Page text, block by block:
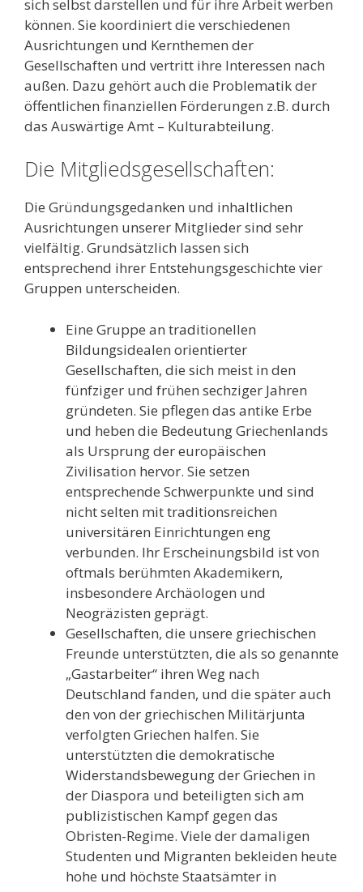
sich selbst darstellen und für ihre Arbeit werben
können. Sie koordiniert die verschiedenen
Ausrichtungen und Kernthemen der
Gesellschaften und vertritt ihre Interessen nach
außen. Dazu gehört auch die Problematik der
öffentlichen finanziellen Förderungen z.B. durch
das Auswärtige Amt – Kulturabteilung.
Die Mitgliedsgesellschaften:
Die Gründungsgedanken und inhaltlichen
Ausrichtungen unserer Mitglieder sind sehr
vielfältig. Grundsätzlich lassen sich
entsprechend ihrer Entstehungsgeschichte vier
Gruppen unterscheiden.
Eine Gruppe an traditionellen
Bildungsidealen orientierter
Gesellschaften, die sich meist in den
fünfziger und frühen sechziger Jahren
gründeten. Sie pflegen das antike Erbe
und heben die Bedeutung Griechenlands
als Ursprung der europäischen
Zivilisation hervor. Sie setzen
entsprechende Schwerpunkte und sind
nicht selten mit traditionsreichen
universitären Einrichtungen eng
verbunden. Ihr Erscheinungsbild ist von
oftmals berühmten Akademikern,
insbesondere Archäologen und
Neogräzisten geprägt.
Gesellschaften, die unsere griechischen
Freunde unterstützten, die als so genannte
„Gastarbeiter“ ihren Weg nach
Deutschland fanden, und die später auch
den von der griechischen Militärjunta
verfolgten Griechen halfen. Sie
unterstützten die demokratische
Widerstandsbewegung der Griechen in
der Diaspora und beteiligten sich am
publizistischen Kampf gegen das
Obristen-Regime. Viele der damaligen
Studenten und Migranten bekleiden heute
hohe und höchste Staatsämter in